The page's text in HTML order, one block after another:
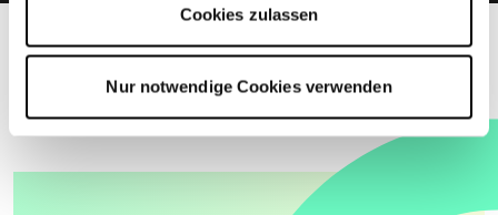
Cookies zulassen
Nur notwendige Cookies verwenden